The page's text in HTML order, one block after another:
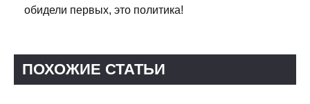
обидели первых, это политика!
ПОХОЖИЕ СТАТЬИ